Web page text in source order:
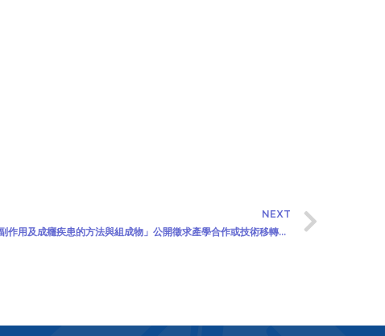
NEXT
本院「 用於減低K他命之致精神病狀副作用及成癮疾患的方法與組成物」公開徵求產學合作或技術移轉廠商(2026/01/05)